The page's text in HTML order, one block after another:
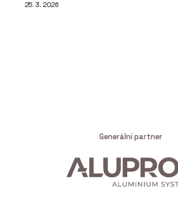
25. 3. 2026
Generální partner